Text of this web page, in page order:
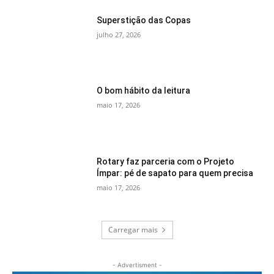
Superstição das Copas
julho 27, 2026
O bom hábito da leitura
maio 17, 2026
Rotary faz parceria com o Projeto
Ímpar: pé de sapato para quem precisa
maio 17, 2026
Carregar mais
- Advertisment -